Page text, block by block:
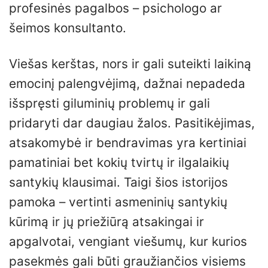
profesinės pagalbos – psichologo ar
šeimos konsultanto.
Viešas kerštas, nors ir gali suteikti laikiną
emocinį palengvėjimą, dažnai nepadeda
išspręsti giluminių problemų ir gali
pridaryti dar daugiau žalos. Pasitikėjimas,
atsakomybė ir bendravimas yra kertiniai
pamatiniai bet kokių tvirtų ir ilgalaikių
santykių klausimai. Taigi šios istorijos
pamoka – vertinti asmeninių santykių
kūrimą ir jų priežiūrą atsakingai ir
apgalvotai, vengiant viešumų, kur kurios
pasekmės gali būti graužiančios visiems